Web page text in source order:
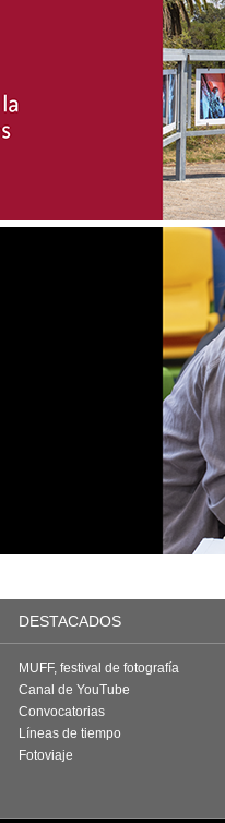
DESTACADOS
MUFF, festival de fotografía
Canal de YouTube
Convocatorias
Líneas de tiempo
Fotoviaje